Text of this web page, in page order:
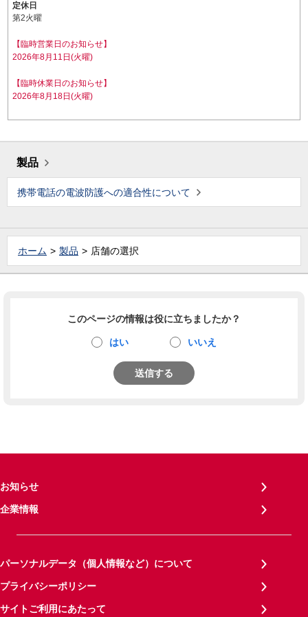
定休日
第2火曜
【臨時営業日のお知らせ】
2026年8月11日(火曜)
【臨時休業日のお知らせ】
2026年8月18日(火曜)
製品
携帯電話の電波防護への適合性について
ホーム 製品 店舗の選択
このページの情報は役に立ちましたか？
はい いいえ
送信する
お知らせ
企業情報
パーソナルデータ（個人情報など）について
プライバシーポリシー
サイトご利用にあたって